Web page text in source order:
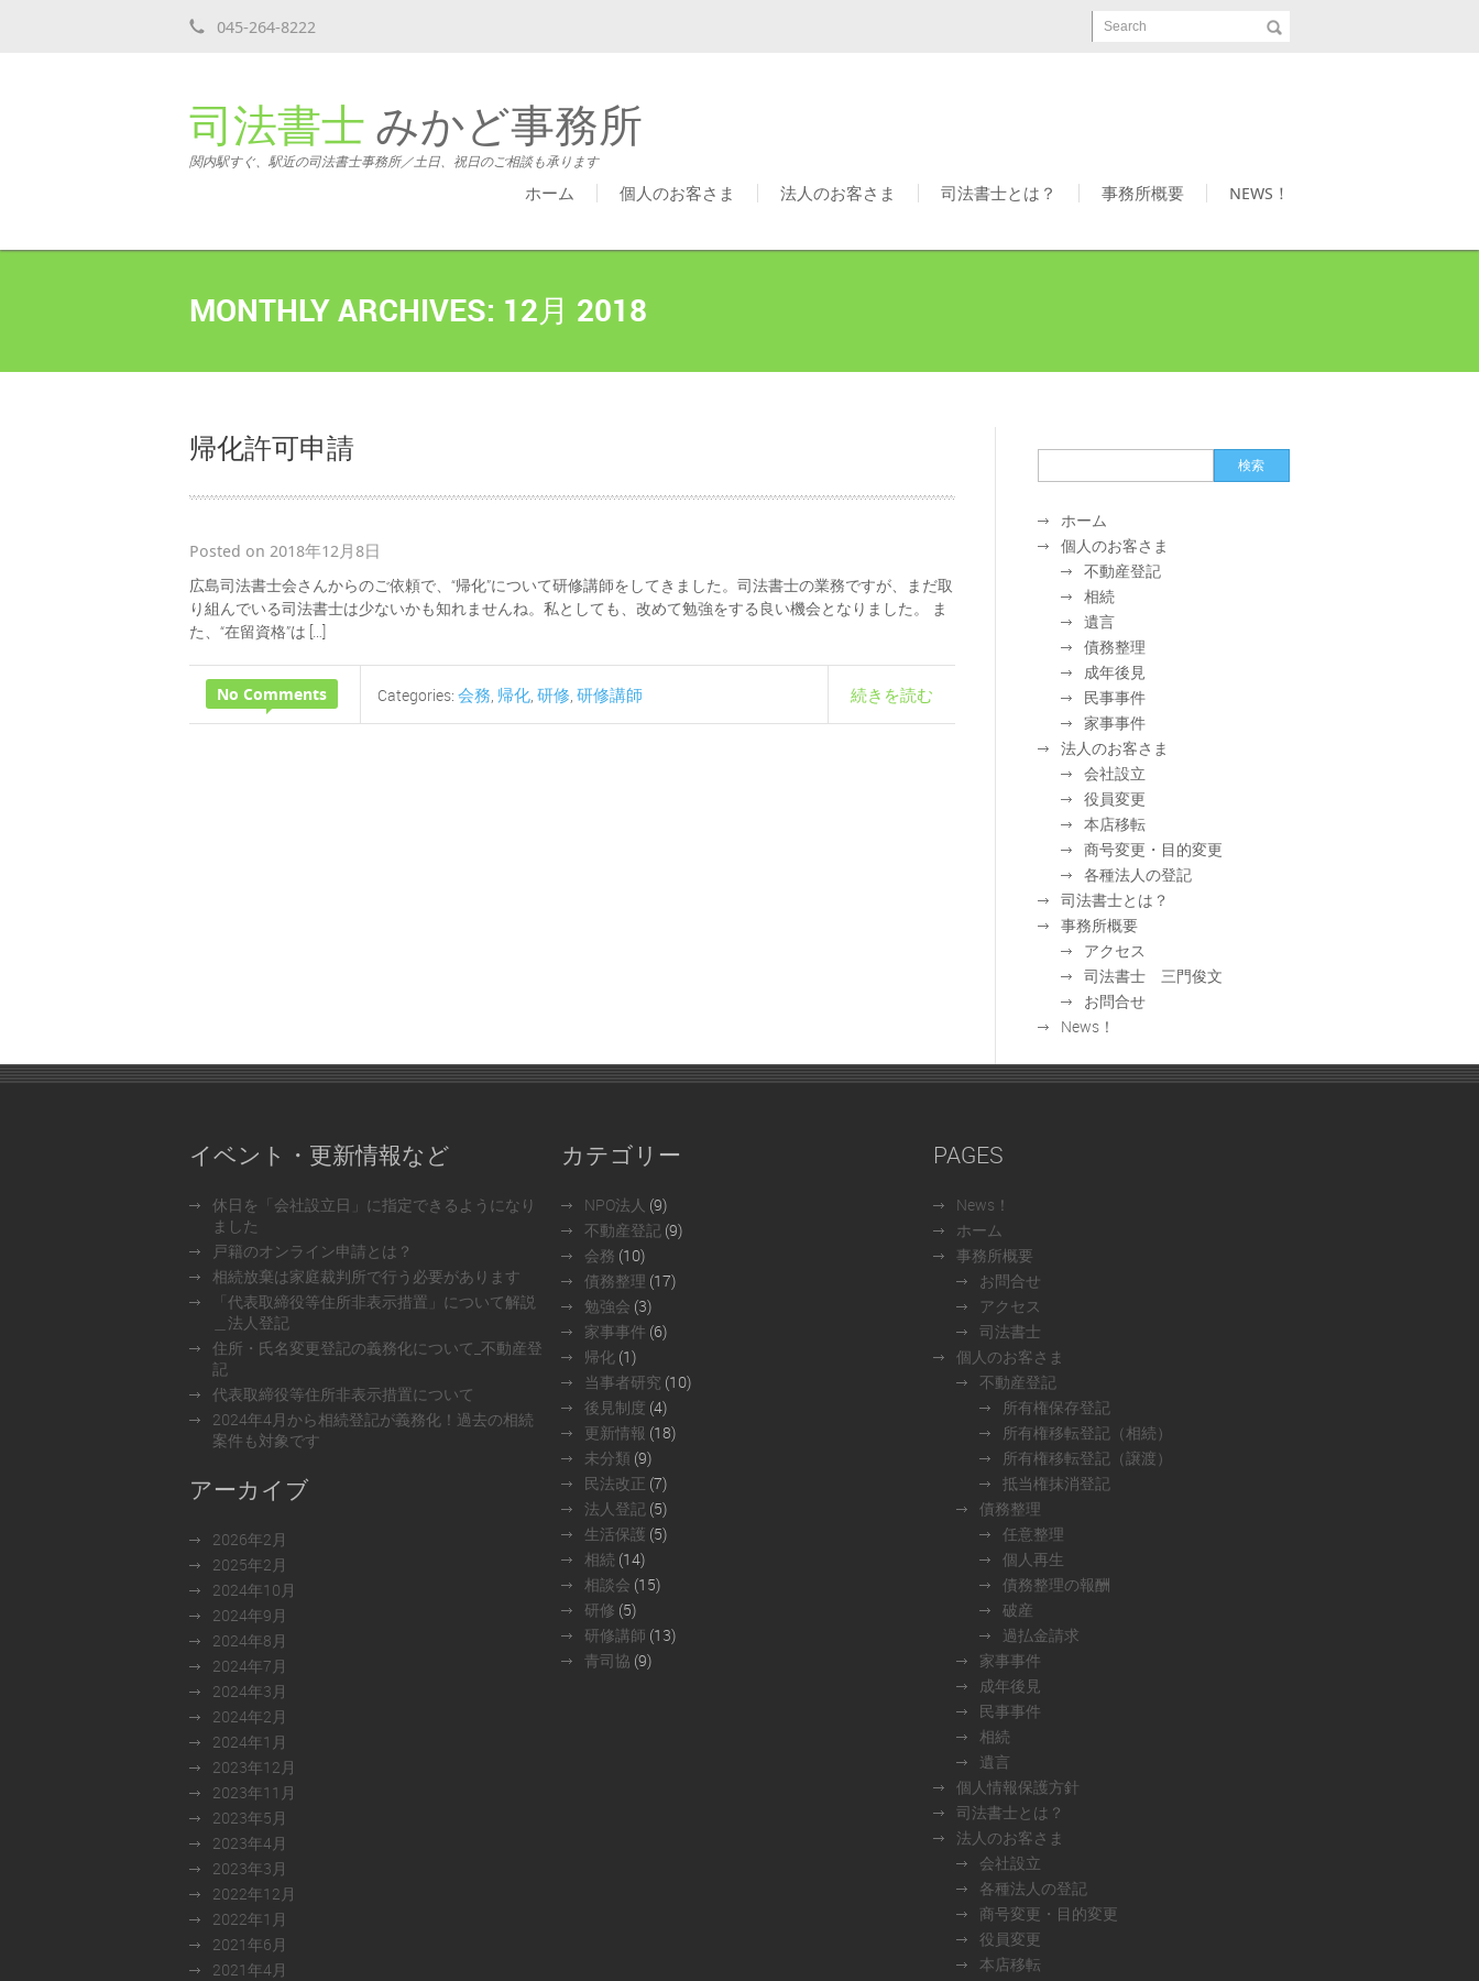
045-264-8222 Search
司法書士 みかど事務所
関内駅すぐ、駅近の司法書士事務所／土日、祝日のご相談も承ります
ホーム 個人のお客さま 法人のお客さま 司法書士とは？ 事務所概要 NEWS！
MONTHLY ARCHIVES: 12月 2018
帰化許可申請
Posted on 2018年12月8日
広島司法書士会さんからのご依頼で、“帰化”について研修講師をしてきました。司法書士の業務ですが、まだ取
り組んでいる司法書士は少ないかも知れませんね。私としても、改めて勉強をする良い機会となりました。 ま
た、“在留資格”は […]
No Comments 続きを読む
Categories: 会務, 帰化, 研修, 研修講師
ホーム
個人のお客さま
不動産登記
相続
遺言
債務整理
成年後見
民事事件
家事事件
法人のお客さま
会社設立
役員変更
本店移転
商号変更・目的変更
各種法人の登記
司法書士とは？
事務所概要
アクセス
司法書士 三門俊文
お問合せ
News！
イベント・更新情報など
休日を「会社設立日」に指定できるようになり
ました
戸籍のオンライン申請とは？
相続放棄は家庭裁判所で行う必要があります
「代表取締役等住所非表示措置」について解説
＿法人登記
住所・氏名変更登記の義務化について_不動産登
記
代表取締役等住所非表示措置について
2024年4月から相続登記が義務化！過去の相続
案件も対象です
アーカイブ
2026年2月
2025年2月
2024年10月
2024年9月
2024年8月
2024年7月
2024年3月
2024年2月
2024年1月
2023年12月
2023年11月
2023年5月
2023年4月
2023年3月
2022年12月
2022年1月
2021年6月
2021年4月
カテゴリー
NPO法人 (9)
不動産登記 (9)
会務 (10)
債務整理 (17)
勉強会 (3)
家事事件 (6)
帰化 (1)
当事者研究 (10)
後見制度 (4)
更新情報 (18)
未分類 (9)
民法改正 (7)
法人登記 (5)
生活保護 (5)
相続 (14)
相談会 (15)
研修 (5)
研修講師 (13)
青司協 (9)
PAGES
News！
ホーム
事務所概要
お問合せ
アクセス
司法書士
個人のお客さま
不動産登記
所有権保存登記
所有権移転登記（相続）
所有権移転登記（譲渡）
抵当権抹消登記
債務整理
任意整理
個人再生
債務整理の報酬
破産
過払金請求
家事事件
成年後見
民事事件
相続
遺言
個人情報保護方針
司法書士とは？
法人のお客さま
会社設立
各種法人の登記
商号変更・目的変更
役員変更
本店移転